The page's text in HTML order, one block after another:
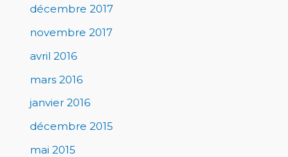
décembre 2017
novembre 2017
avril 2016
mars 2016
janvier 2016
décembre 2015
mai 2015